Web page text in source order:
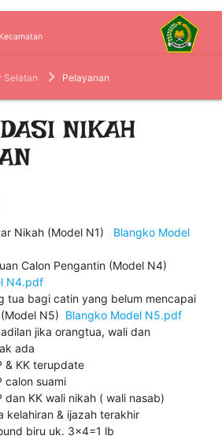
Selatan Pelayanan
NIKAH
Nikah (Model N1) Blangko Model
Calon Pengantin (Model N4)
N4.pdf
tua bagi catin yang belum mencapai
N5) Blangko Model N5.pdf
jika orangtua, wali dan
ada
& KK terupdate
calon suami
dan KK wali nikah ( wali nasab)
kelahiran & ijazah terakhir
biru uk. 3x4=1 lb